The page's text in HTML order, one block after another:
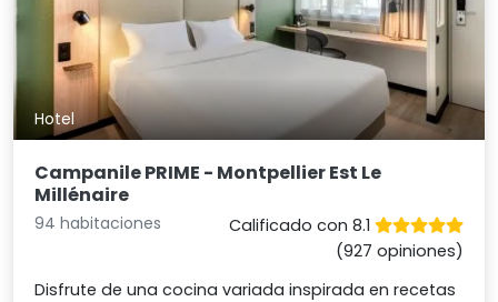
Hotel
Campanile PRIME - Montpellier Est Le
Millénaire
94 habitaciones
Calificado con 8.1
(927 opiniones)
Disfrute de una cocina variada inspirada en recetas